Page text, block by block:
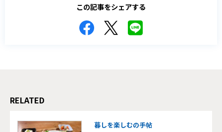
この記事をシェアする
RELATED
暮しを楽しむの手帖